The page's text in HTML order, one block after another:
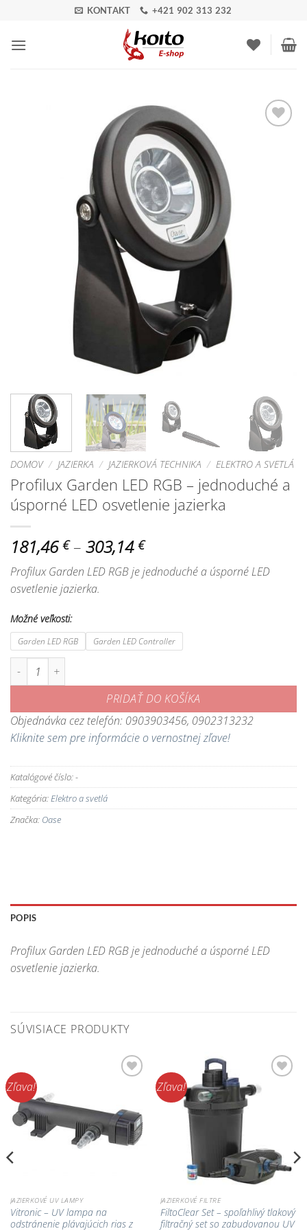
content
KONTAKT +421 902 313 232
DOMOV / JAZIERKA / JAZIERKOVÁ TECHNIKA / ELEKTRO A SVETLÁ
Profilux Garden LED RGB – jednoduché a
úsporné LED osvetlenie jazierka
181,46 € – 303,14 €Price
range:
181,46 €
Profilux Garden LED RGB je jednoduché a úsporné LED
osvetlenie jazierka.
Možné veľkosti:
Garden LED RGB Garden LED Controller
množstvo Profilux Garden LED RGB - jednoduché a úsporné LED
PRIDAŤ DO KOŠÍKA
Objednávka cez telefón: 0903903456, 0902313232
Kliknite sem pre informácie o vernostnej zľave!
Katalógové číslo:-
Kategória:Elektro a svetlá
Značka: Oase
POPIS
Profilux Garden LED RGB je jednoduché a úsporné LED
osvetlenie jazierka.
SÚVISIACE PRODUKTY
Zľava!
JAZIERKOVÉ UV LAMPY
Vitronic – UV lampa na
odstránenie plávajúcich rias z
Zľava!
Pridať do
zoznamu
obľúbených!
JAZIERKOVÉ FILTRE
FiltoClear Set – spoľahlivý tlakový
filtračný set so zabudovanou UV